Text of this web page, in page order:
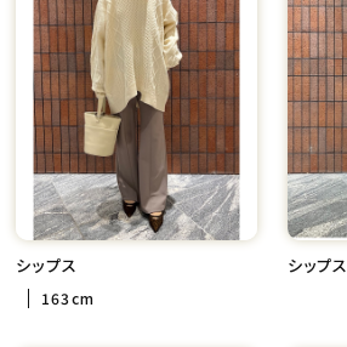
シップス
163cm
シップス